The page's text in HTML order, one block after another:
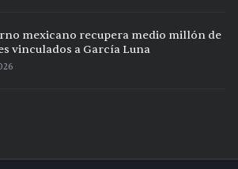
mexicano recupera medio millón de
vinculados a García Luna